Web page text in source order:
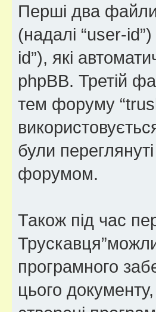
Перші два файли
(надалі “user-id”)
id”), які
phpBB. Третій
тем форуму
були
форумом.
Також під час
програмного
цього